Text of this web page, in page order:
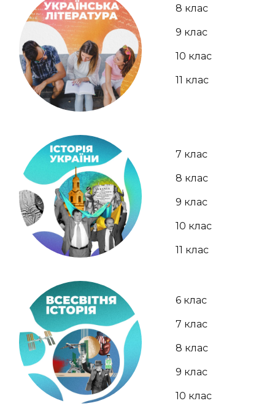
8 клас
9 клас
10 клас
11 клас
7 клас
8 клас
9 клас
10 клас
11 клас
6 клас
7 клас
8 клас
9 клас
10 клас